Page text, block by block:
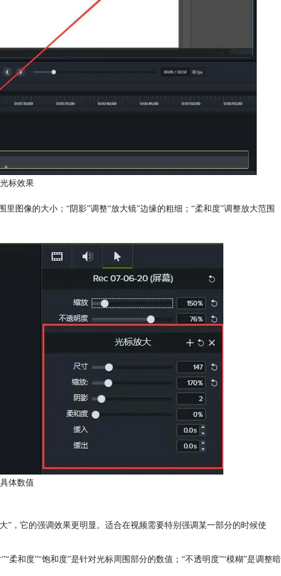
标效果
图像的大小；“阴影”调整“放大镜”边缘的粗细；“柔和度”调整放大范围
体数值
”，它的强调效果更明显。适合在视频需要特别强调某一部分的时候使
柔和度”“饱和度”是针对光标周围部分的数值；“不透明度”“模糊”是调整暗